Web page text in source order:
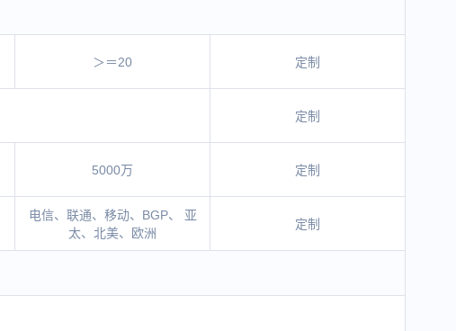
＞＝20 定制
定制
5000万 定制
电信、联通、移动、BGP、 亚
太、北美、欧洲
定制